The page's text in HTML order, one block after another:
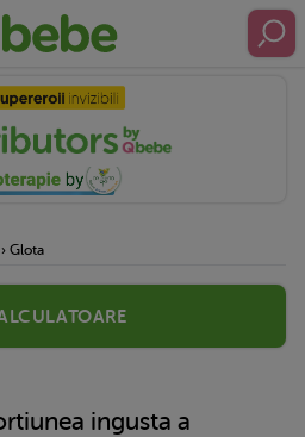
› Glota
ingusta a